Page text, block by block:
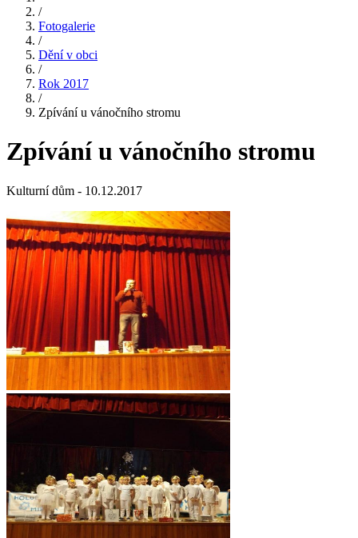
/
Fotogalerie
/
Dění v obci
/
Rok 2017
/
Zpívání u vánočního stromu
Zpívání u vánočního stromu
Kulturní dům - 10.12.2017